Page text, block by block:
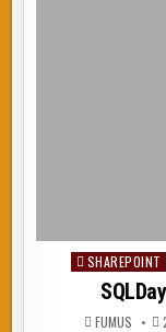
Posted
SHAREPOINT
FUMUS